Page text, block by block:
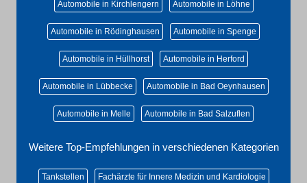
Automobile in Kirchlengern Automobile in Löhne
Automobile in Rödinghausen Automobile in Spenge
Automobile in Hüllhorst Automobile in Herford
Automobile in Lübbecke Automobile in Bad Oeynhausen
Automobile in Melle Automobile in Bad Salzuflen
Weitere Top-Empfehlungen in verschiedenen Kategorien
Tankstellen Fachärzte für Innere Medizin und Kardiologie